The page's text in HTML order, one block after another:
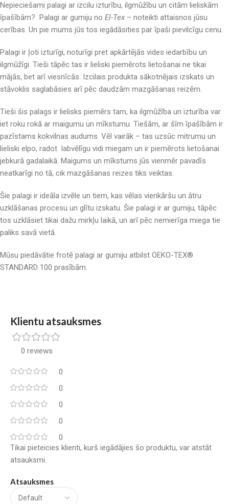
Nepieciešami palagi ar izcilu izturību, ilgmūžību un citām lieliskām
īpašībām? Palagi ar gumiju no El-Tex – noteikti attaisnos jūsu
cerības. Un pie mums jūs tos iegādāsities par īpaši pievilcīgu cenu.
Palagi ir ļoti izturīgi, noturīgi pret apkārtējās vides iedarbību un
ilgmūžīgi. Tieši tāpēc tas ir lieliski piemērots lietošanai ne tikai
mājās, bet arī viesnīcās. Izcilais produkta sākotnējais izskats un
stāvoklis saglabāsies arī pēc daudzām mazgāšanas reizēm.
Tieši šis palags ir lielisks piemērs tam, ka ilgmūžība un izturība var
iet roku rokā ar maigumu un mīkstumu. Tiešām, ar šīm īpašībām ir
pazīstams kokvilnas audums. Vēl vairāk – tas uzsūc mitrumu un
lieliski elpo, radot labvēlīgu vidi miegam un ir piemērots lietošanai
jebkurā gadalaikā. Maigums un mīkstums jūs vienmēr pavadīs
neatkarīgi no tā, cik mazgāšanas reizes tiks veiktas.
Šie palagi ir ideāla izvēle un tiem, kas vēlas vienkāršu un ātru
uzklāšanas procesu un glītu izskatu. Šie palagi ir ar gumiju, tāpēc
tos uzklāsiet tikai dažu mirkļu laikā, un arī pēc nemierīga miega tie
paliks savā vietā.
Mūsu piedāvātie frotē palagi ar gumiju atbilst OEKO-TEX®
STANDARD 100 prasībām.
Klientu atsauksmes
0 reviews
0
0
0
0
0
Atsauksmes
Tikai pieteicies klienti, kurš iegādājies šo produktu, var atstāt
atsauksmi.